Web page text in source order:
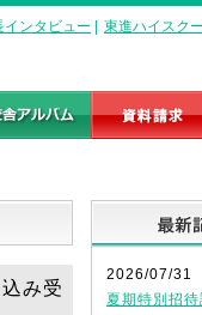
インタビュー 東進ハイスク
み受
2026/07/31
夏期特別招